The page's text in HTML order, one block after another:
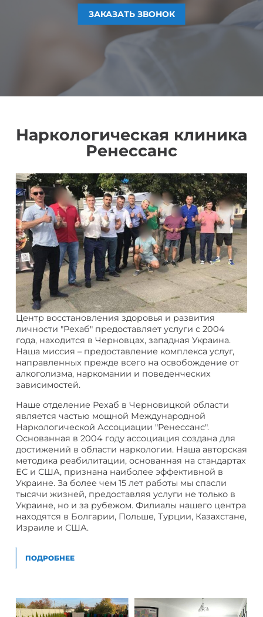
ЗАКАЗАТЬ ЗВОНОК
ЗАКАЗАТЬ ЗВОНОК
Наркологическая клиника
Ренессанс
Центр восстановления здоровья и развития
личности "Рехаб" предоставляет услуги с 2004
года, находится в Черновцах, западная Украина.
Наша миссия – предоставление комплекса услуг,
направленных прежде всего на освобождение от
алкоголизма, наркомании и поведенческих
зависимостей.
Наше отделение Рехаб в Черновицкой области
является частью мощной Международной
Наркологической Ассоциации "Ренессанс".
Основанная в 2004 году ассоциация создана для
достижений в области наркологии. Наша авторская
методика реабилитации, основанная на стандартах
ЕС и США, признана наиболее эффективной в
Украине. За более чем 15 лет работы мы спасли
тысячи жизней, предоставляя услуги не только в
Украине, но и за рубежом. Филиалы нашего центра
находятся в Болгарии, Польше, Турции, Казахстане,
Израиле и США.
ПОДРОБНЕЕ